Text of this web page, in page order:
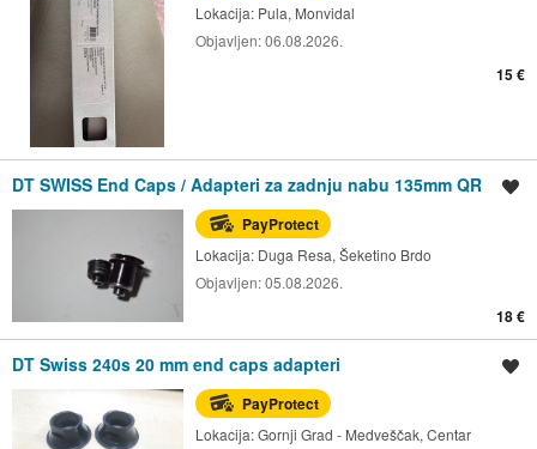
Lokacija: Pula, Monvidal
Objavljen:06.08.2026.
15 €
DT SWISS End Caps / Adapteri za zadnju nabu 135mm QR
PayProtect
Lokacija: Duga Resa, Šeketino Brdo
Objavljen:05.08.2026.
18 €
DT Swiss 240s 20 mm end caps adapteri
PayProtect
Lokacija:Gornji Grad - Medveščak, Centar